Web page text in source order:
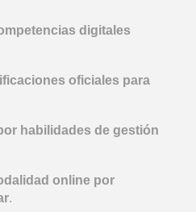
digitales
oficiales para
habilidades de gestión
online por
.